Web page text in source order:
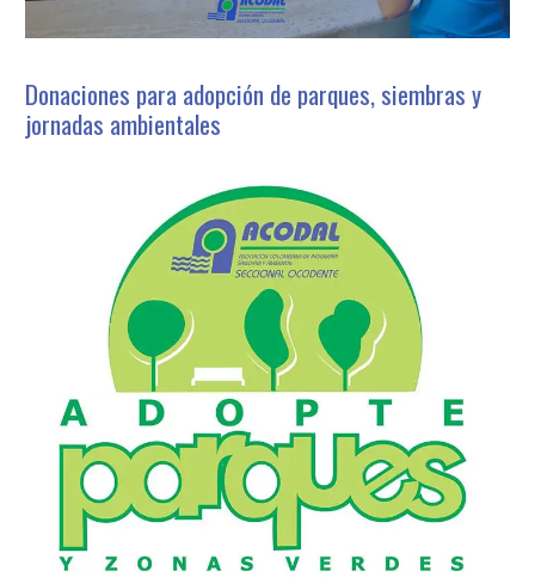
Donaciones para adopción de parques, siembras y
jornadas ambientales